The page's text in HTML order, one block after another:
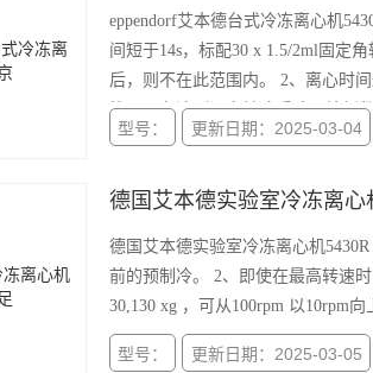
eppendorf艾本德台式冷冻离心机
间短于14s，标配30 x 1.5/2ml固定
后，则不在此范围内。 2、离心时间最高可设定至99分钟，或连续运行。 3、具备“At set rpm“ 定时记速功
能，可在达到设定转速后才开始倒数
型号： 更新日期：2025-03-04
德国艾本德实验室冷冻离心
德国艾本德实验室冷冻离心机
前的预制冷。 2、即使在最高转速时，也可保持 4℃。 3、最高转速为17,500rpm，最大相对离心力为
30,130 xg ，可从100rpm 以10rpm
型号： 更新日期：2025-03-05